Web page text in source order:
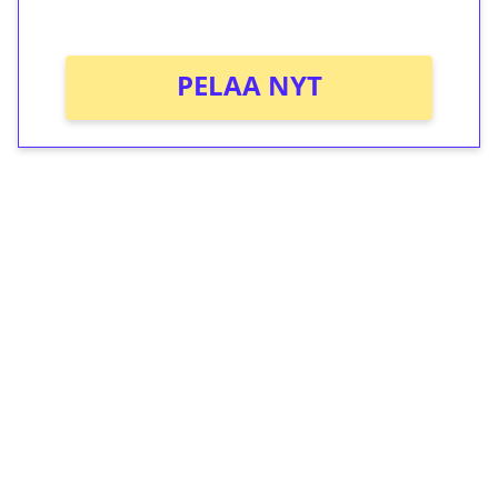
PELAA NYT